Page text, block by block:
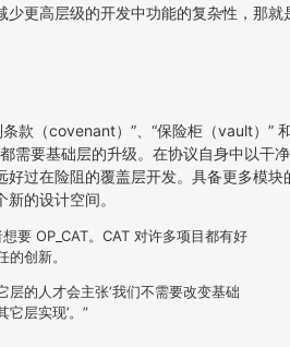
少更高层级的开发中功能的复杂性，那就
款（covenant）”、“保险柜（vault）”
需要基础层的升级。在协议自身中以干净
好过在险阻的覆盖层开发。具备更多模块
的设计空间。
要 OP_CAT。CAT 对许多项目都有好
创新。
层的人才会主张‘我们不需要改变基础
它层实现’。”